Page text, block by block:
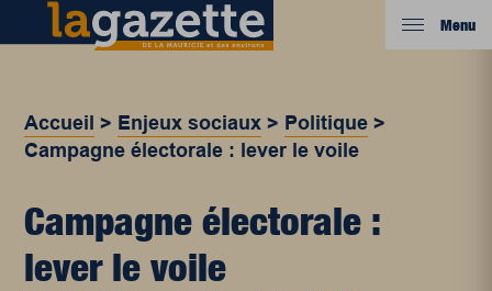
Menu
Accueil > Enjeux sociaux > Politique >
Campagne électorale : lever le voile
Campagne électorale :
lever le voile